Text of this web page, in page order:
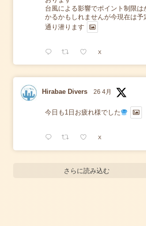
台風による影響でポイント制限は
かるかもしれませんが今現在は予
通り潜ります
X
Hirabae Divers 26 4月
今日も1日お疲れ様でした
X
さらに読み込む